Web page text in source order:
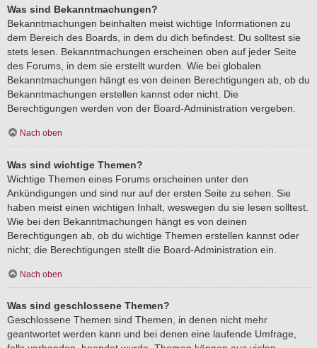
Was sind Bekanntmachungen?
Bekanntmachungen beinhalten meist wichtige Informationen zu
dem Bereich des Boards, in dem du dich befindest. Du solltest sie
stets lesen. Bekanntmachungen erscheinen oben auf jeder Seite
des Forums, in dem sie erstellt wurden. Wie bei globalen
Bekanntmachungen hängt es von deinen Berechtigungen ab, ob du
Bekanntmachungen erstellen kannst oder nicht. Die
Berechtigungen werden von der Board-Administration vergeben.
Nach oben
Was sind wichtige Themen?
Wichtige Themen eines Forums erscheinen unter den
Ankündigungen und sind nur auf der ersten Seite zu sehen. Sie
haben meist einen wichtigen Inhalt, weswegen du sie lesen solltest.
Wie bei den Bekanntmachungen hängt es von deinen
Berechtigungen ab, ob du wichtige Themen erstellen kannst oder
nicht; die Berechtigungen stellt die Board-Administration ein.
Nach oben
Was sind geschlossene Themen?
Geschlossene Themen sind Themen, in denen nicht mehr
geantwortet werden kann und bei denen eine laufende Umfrage,